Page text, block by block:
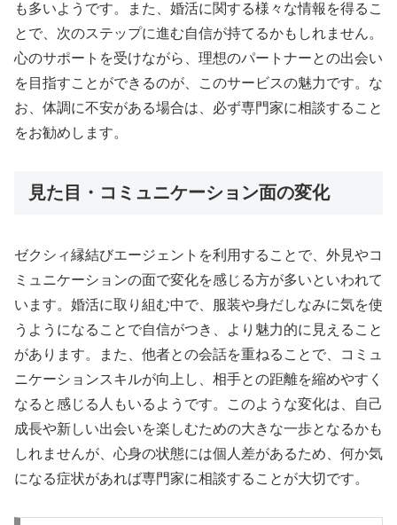
も多いようです。また、婚活に関する様々な情報を得るこ
とで、次のステップに進む自信が持てるかもしれません。
心のサポートを受けながら、理想のパートナーとの出会い
を目指すことができるのが、このサービスの魅力です。な
お、体調に不安がある場合は、必ず専門家に相談すること
をお勧めします。
見た目・コミュニケーション面の変化
ゼクシィ縁結びエージェントを利用することで、外見やコ
ミュニケーションの面で変化を感じる方が多いといわれて
います。婚活に取り組む中で、服装や身だしなみに気を使
うようになることで自信がつき、より魅力的に見えること
があります。また、他者との会話を重ねることで、コミュ
ニケーションスキルが向上し、相手との距離を縮めやすく
なると感じる人もいるようです。このような変化は、自己
成長や新しい出会いを楽しむための大きな一歩となるかも
しれませんが、心身の状態には個人差があるため、何か気
になる症状があれば専門家に相談することが大切です。